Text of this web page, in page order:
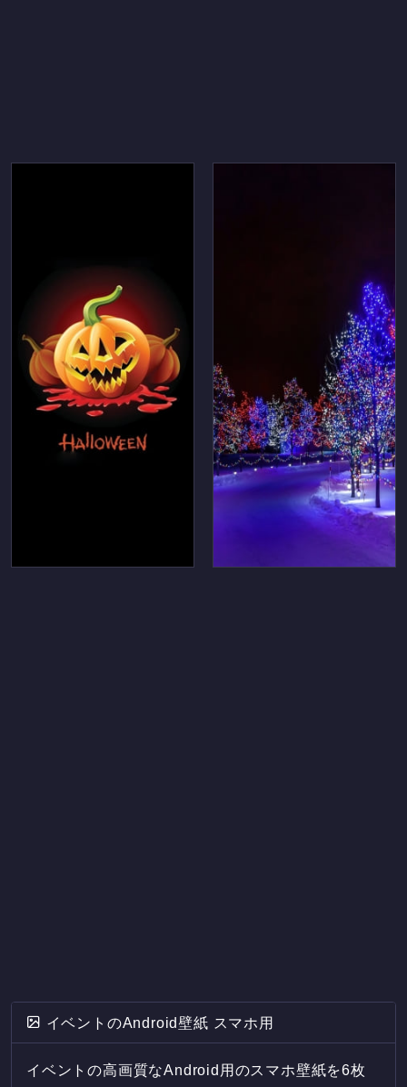
イベントのAndroid壁紙 スマホ用
イベントの高画質なAndroid用のスマホ壁紙を6枚